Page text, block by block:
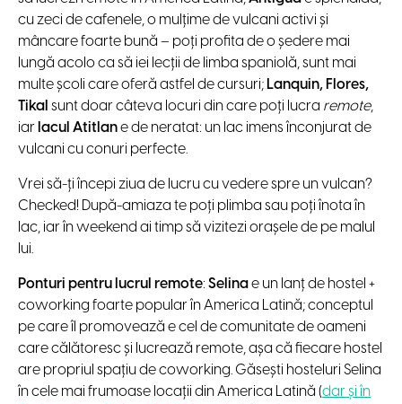
cu zeci de cafenele, o mulțime de vulcani activi și
mâncare foarte bună – poți profita de o ședere mai
lungă acolo ca să iei lecții de limba spaniolă, sunt mai
multe școli care oferă astfel de cursuri; Lanquin, Flores,
Tikal sunt doar câteva locuri din care poți lucra remote,
iar lacul Atitlane de neratat: un lac imens înconjurat de
vulcani cu conuri perfecte.
Vrei să-ți începi ziua de lucru cu vedere spre un vulcan?
Checked! După-amiaza te poți plimba sau poți înota în
lac, iar în weekend ai timp să vizitezi orașele de pe malul
lui.
Ponturi pentru lucrul remote: Selinae un lanț de hostel +
coworking foarte popular în America Latină; conceptul
pe care îl promovează e cel de comunitate de oameni
care călătoresc și lucrează remote, așa că fiecare hostel
are propriul spațiu de coworking. Găsești hosteluri Selina
în cele mai frumoase locații din America Latină (dar și în